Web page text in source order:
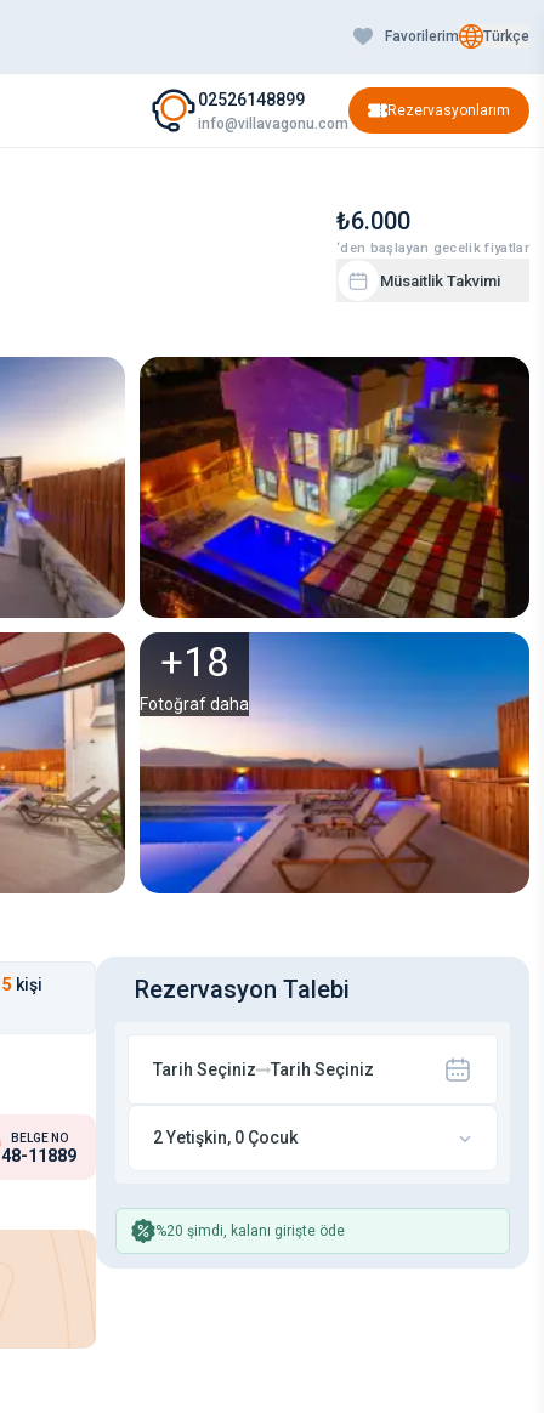
Favorilerim Türkçe
02526148899
info@villavagonu.com
Rezervasyonlarım
₺6.000
‘den başlayan gecelik fiyatlar
Müsaitlik Takvimi
+18
Fotoğraf daha
5 kişi
BELGE NO
48-11889
Rezervasyon Talebi
Tarih Seçiniz Tarih Seçiniz
2 Yetişkin, 0 Çocuk
%20 şimdi, kalanı girişte öde